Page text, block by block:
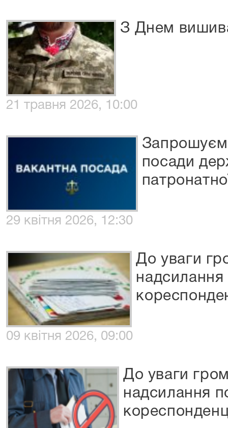
З Днем
21 травня 2026, 10:00
посади
29 квітня 2026, 12:30
До уваги
надсилання
09 квітня 2026, 09:00
До уваги
надсилання